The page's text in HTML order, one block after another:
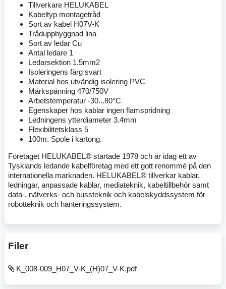
Tillverkare HELUKABEL
Kabeltyp montagetråd
Sort av kabel H07V-K
Tråduppbyggnad lina
Sort av ledar Cu
Antal ledare 1
Ledarsektion 1.5mm2
Isoleringens färg svart
Material hos utvändig isolering PVC
Märkspänning 470/750V
Arbetstemperatur -30...80°C
Egenskaper hos kablar ingen flamspridning
Ledningens ytterdiameter 3.4mm
Flexibilitetsklass 5
100m. Spole i kartong.
Företaget HELUKABEL® startade 1978 och är idag ett av
Tysklands ledande kabelföretag med ett gott renommé på den
internationella marknaden. HELUKABEL® tillverkar kablar,
ledningar, anpassade kablar, mediateknik, kabeltillbehör samt
data-, nätverks- och bussteknik och kabelskyddssystem för
robotteknik och hanteringssystem.
Filer
K_008-009_H07_V-K_(H)07_V-K.pdf